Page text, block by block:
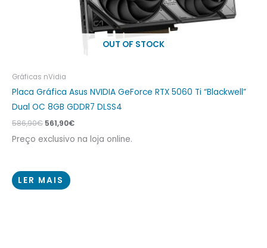
OUT OF STOCK
Gráficas nVidia
Placa Gráfica Asus NVIDIA GeForce RTX 5060 Ti “Blackwell”
Dual OC 8GB GDDR7 DLSS4
586,90€ 561,90€
Preço exclusivo na loja online.
LER MAIS